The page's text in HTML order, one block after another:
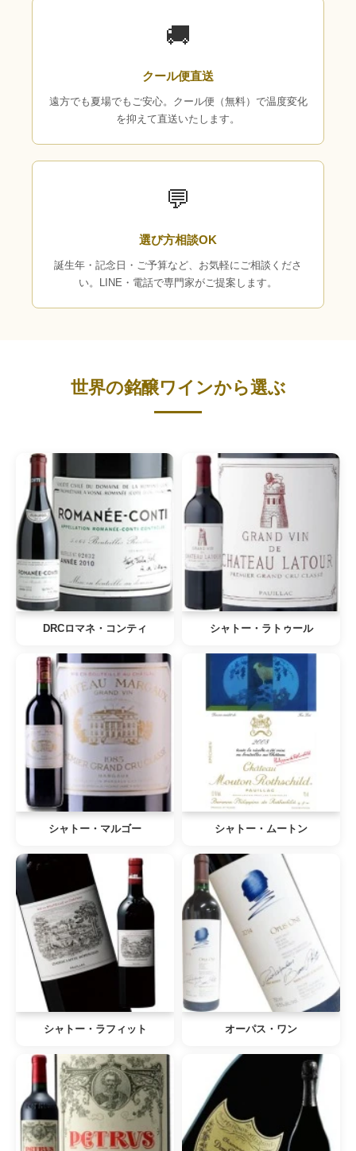
🚚
クール便直送
遠方でも夏場でもご安心。クール便（無料）で温度変化
を抑えて直送いたします。
💬
選び方相談OK
誕生年・記念日・ご予算など、お気軽にご相談くださ
い。LINE・電話で専門家がご提案します。
世界の銘醸ワインから選ぶ
DRCロマネ・コンティ シャトー・ラトゥール
シャトー・マルゴー シャトー・ムートン
シャトー・ラフィット オーパス・ワン